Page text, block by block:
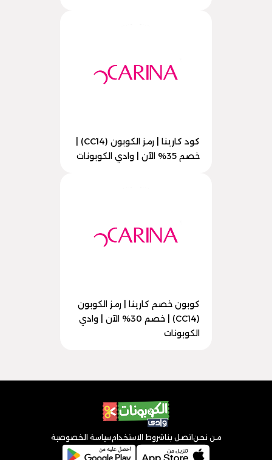
كود كارينا | رمز الكوبون (CC14) |
خصم 35% الآن | وادي الكوبونات
كوبون خصم كارينا | رمز الكوبون
(CC14) | خصم 30% الآن | وادي
الكوبونات
من نحن اتصل بنا شروط الاستخدامسياسة الخصوصية